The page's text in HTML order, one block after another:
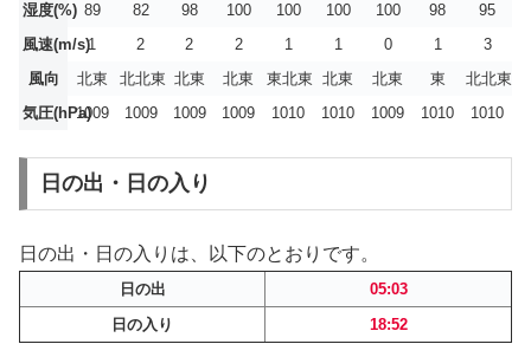
湿度(%) 89 82 98 100 100 100 100 98
95
風速(m/s)1 2 2 2 1 1 0 1
3
風向
北東 北北東 北東 北東 東北東 北東 北東 東
北北東
気圧(hPa)1009 1009 1009 1009 1010 1010 1009 1010 1010
日の出・日の入り
日の出・日の入りは、以下のとおりです。
日の出
05:03
日の入り
18:52